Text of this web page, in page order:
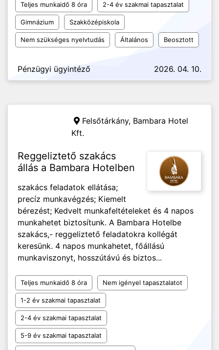
Teljes munkaidő 8 óra 2-4 év szakmai tapasztalat
Gimnázium Szakközépiskola
Nem szükséges nyelvtudás Általános Beosztott
Pénzügyi ügyintéző 2026. 04. 10.
Felsőtárkány, Bambara Hotel
Kft.
Reggeliztető szakács
állás a Bambara Hotelben
szakács feladatok ellátása;
precíz munkavégzés; Kiemelt
bérezést; Kedvelt munkafeltételeket és 4 napos
munkahetet biztosítunk. A Bambara Hotelbe
szakács,- reggeliztető feladatokra kollégát
keresünk. 4 napos munkahetet, főállású
munkaviszonyt, hosszútávú és biztos...
Teljes munkaidő 8 óra Nem igényel tapasztalatot
1-2 év szakmai tapasztalat
2-4 év szakmai tapasztalat
5-9 év szakmai tapasztalat